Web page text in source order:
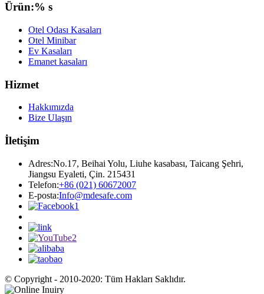
Ürün:% s
Otel Odası Kasaları
Otel Minibar
Ev Kasaları
Emanet kasaları
Hizmet
Hakkımızda
Bize Ulaşın
İletişim
Adres:No.17, Beihai Yolu, Liuhe kasabası, Taicang Şehri,
Jiangsu Eyaleti, Çin. 215431
Telefon:+86 (021) 60672007
E-posta:Info@mdesafe.com
© Copyright - 2010-2020: Tüm Hakları Saklıdır.